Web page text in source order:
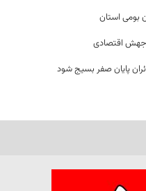
بومی استان
جهش اقتصادی
پایان صفر بسیج شود